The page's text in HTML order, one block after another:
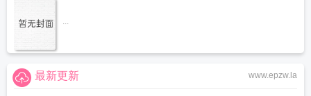
...
www.epzw.la
最新更新